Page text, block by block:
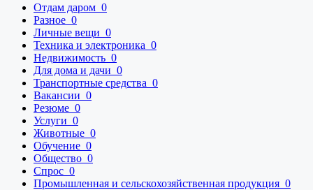
Отдам даром 0
Разное 0
Личные вещи 0
Техника и электроника 0
Недвижимость 0
Для дома и дачи 0
Транспортные средства 0
Вакансии 0
Резюме 0
Услуги 0
Животные 0
Обучение 0
Общество 0
Спрос 0
Промышленная и сельскохозяйственная продукция 0